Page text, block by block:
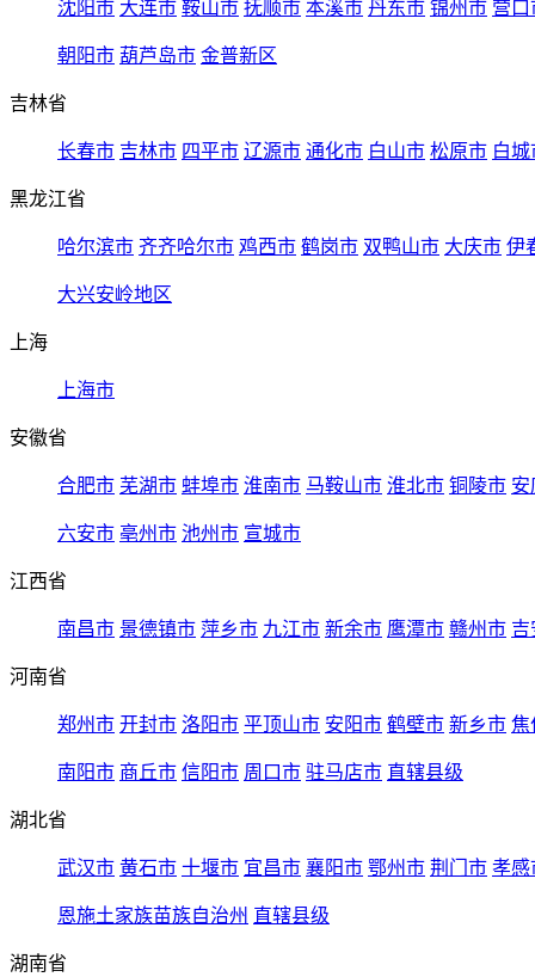
沈阳市 大连市 鞍山市 抚顺市 本溪市 丹东市 锦州市 营口
朝阳市 葫芦岛市 金普新区
吉林省
长春市 吉林市 四平市 辽源市 通化市 白山市 松原市 白城
黑龙江省
哈尔滨市 齐齐哈尔市 鸡西市 鹤岗市 双鸭山市 大庆市 伊
大兴安岭地区
上海
上海市
安徽省
合肥市 芜湖市 蚌埠市 淮南市 马鞍山市 淮北市 铜陵市 安
六安市 亳州市 池州市 宣城市
江西省
南昌市 景德镇市 萍乡市 九江市 新余市 鹰潭市 赣州市 吉
河南省
郑州市 开封市 洛阳市 平顶山市 安阳市 鹤壁市 新乡市 焦
南阳市 商丘市 信阳市 周口市 驻马店市 直辖县级
湖北省
武汉市 黄石市 十堰市 宜昌市 襄阳市 鄂州市 荆门市 孝感
恩施土家族苗族自治州 直辖县级
湖南省